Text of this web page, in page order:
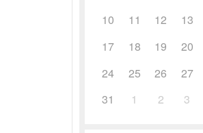
10
11 12 13
17
18 19 20
24
25 26 27
31
1 2 3